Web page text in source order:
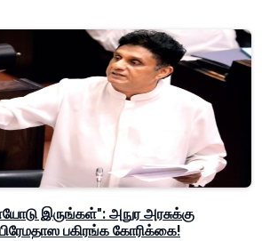
இருங்கள்": அநுர அரசுக்கு
பகிரங்க கோரிக்கை!